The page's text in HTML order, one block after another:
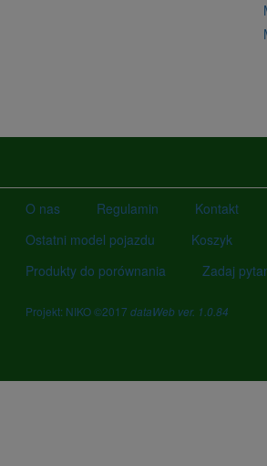
O nas Regulamin Kontakt
Ostatni model pojazdu
Koszyk
Produkty do porównania
Zadaj
Projekt: NIKO ©2017 dataWeb ver. 1.0.84